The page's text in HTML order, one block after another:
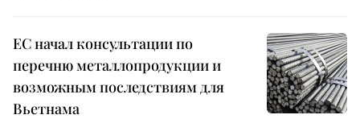
ЕС начал консультации по
перечню металлопродукции и
возможным последствиям для
Вьетнама